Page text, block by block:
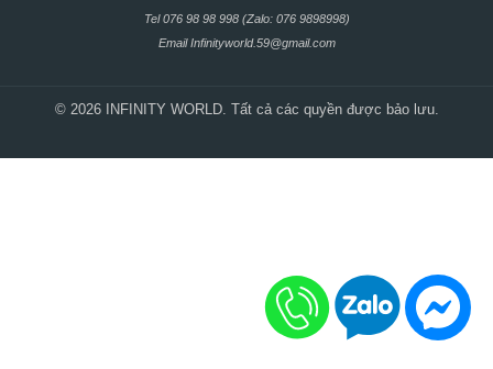
Tel 076 98 98 998 (Zalo: 076 9898998)
EmailInfinityworld.59@gmail.com
© 2026 INFINITY WORLD. Tất cả các quyền được bảo lưu.